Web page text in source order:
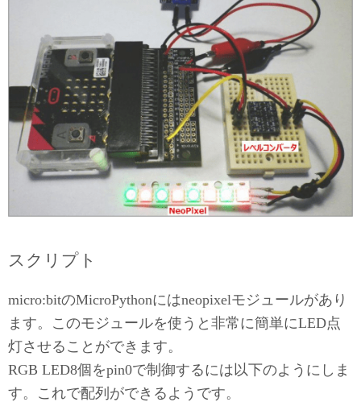
スクリプト
micro:bitのMicroPythonにはneopixelモジュールがあり
ます。このモジュールを使うと非常に簡単にLED点
灯させることができます。
RGB LED8個をpin0で制御するには以下のようにしま
す。これで配列ができるようです。